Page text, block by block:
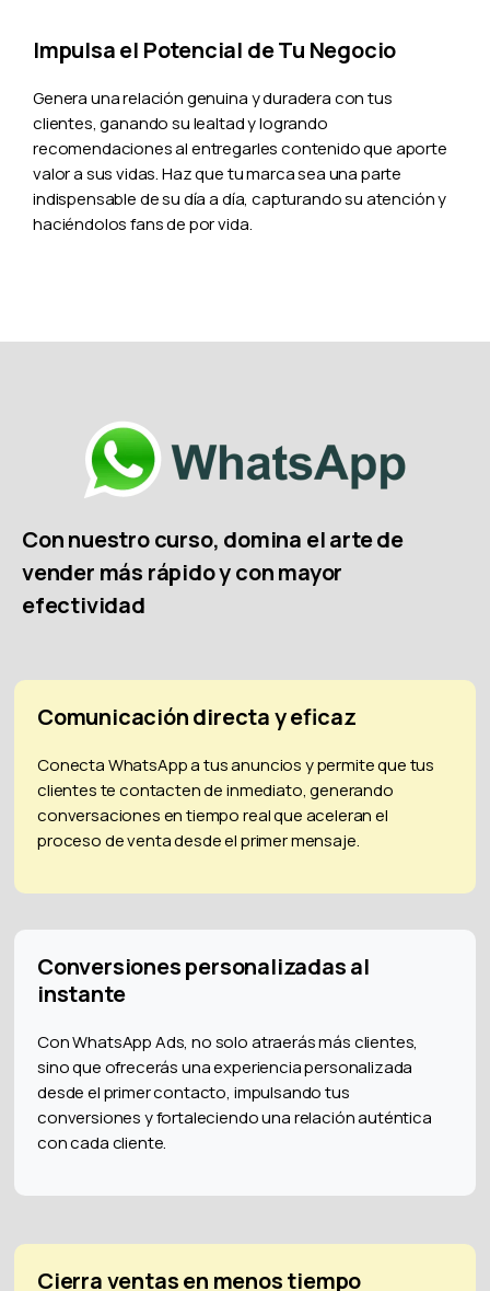
Impulsa el Potencial de Tu Negocio
Genera una relación genuina y duradera con tus
clientes, ganando su lealtad y logrando
recomendaciones al entregarles contenido que aporte
valor a sus vidas. Haz que tu marca sea una parte
indispensable de su día a día, capturando su atención y
haciéndolos fans de por vida.
Con nuestro curso, domina el arte de
vender más rápido y con mayor
efectividad
Comunicación directa y eficaz
Conecta WhatsApp a tus anuncios y permite que tus
clientes te contacten de inmediato, generando
conversaciones en tiempo real que aceleran el
proceso de venta desde el primer mensaje.
Conversiones personalizadas al
instante
Con WhatsApp Ads, no solo atraerás más clientes,
sino que ofrecerás una experiencia personalizada
desde el primer contacto, impulsando tus
conversiones y fortaleciendo una relación auténtica
con cada cliente.
Cierra ventas en menos tiempo